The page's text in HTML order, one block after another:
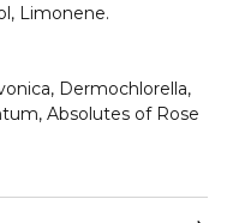
Limonene.
Dermochlorella,
Absolutes of Rose